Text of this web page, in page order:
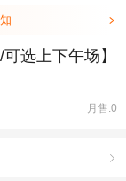

选上下午场】
月售:0
